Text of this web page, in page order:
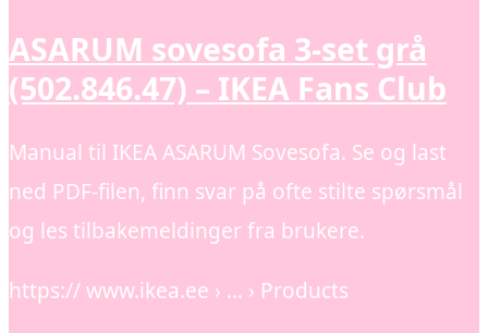
ASARUM sovesofa 3-set grå
(502.846.47) – IKEA Fans Club
Manual til IKEA ASARUM Sovesofa. Se og last
ned PDF-filen, finn svar på ofte stilte spørsmål
og les tilbakemeldinger fra brukere.
https:// www.ikea.ee › … › Products